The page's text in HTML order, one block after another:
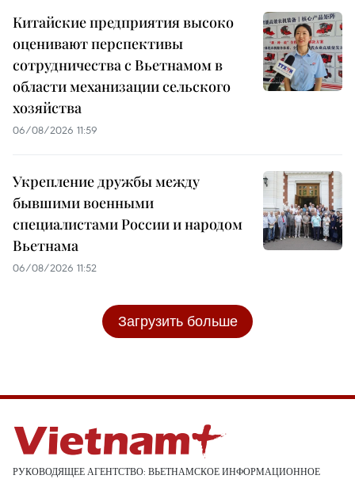
Китайские предприятия высоко
оценивают перспективы
сотрудничества с Вьетнамом в
области механизации сельского
хозяйства
06/08/2026 11:59
Укрепление дружбы между
бывшими военными
специалистами России и народом
Вьетнама
06/08/2026 11:52
Загрузить больше
РУКОВОДЯЩЕЕ АГЕНТСТВО: ВЬЕТНАМСКОЕ ИНФОРМАЦИОННОЕ